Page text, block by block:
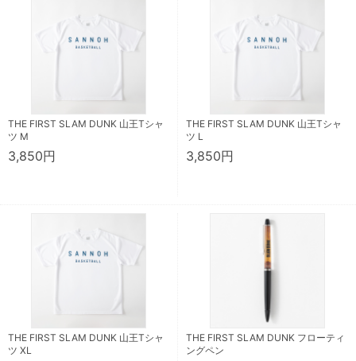
THE FIRST SLAM DUNK 山王Tシャ
ツ M
3,850円
THE FIRST SLAM DUNK 山王Tシャ
ツ L
3,850円
THE FIRST SLAM DUNK 山王Tシャ
ツ XL
THE FIRST SLAM DUNK フローティ
ングペン